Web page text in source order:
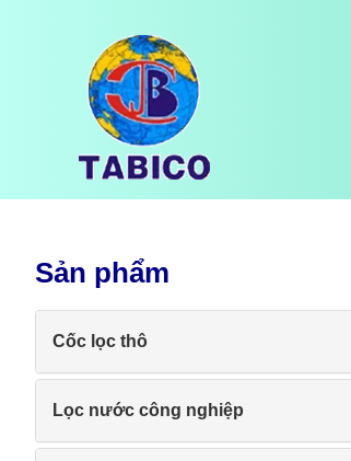
Sản phẩm
Cốc lọc thô
Lọc nước công nghiệp